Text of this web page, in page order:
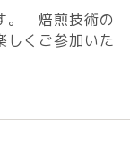
。 焙煎技術の
しくご参加いた